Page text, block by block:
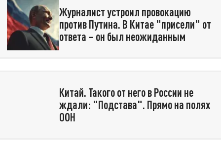
Журналист устроил провокацию
против Путина. В Китае "присели" от
ответа – он был неожиданным
Китай. Такого от него в России не
ждали: "Подстава". Прямо на полях
ООН